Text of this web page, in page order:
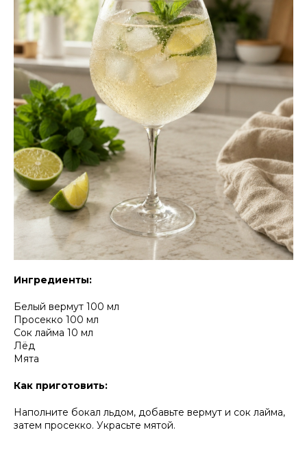
Ингредиенты:
Белый вермут 100 мл
Просекко 100 мл
Сок лайма 10 мл
Лёд
Мята
Как приготовить:
Наполните бокал льдом, добавьте вермут и сок лайма,
затем просекко. Украсьте мятой.